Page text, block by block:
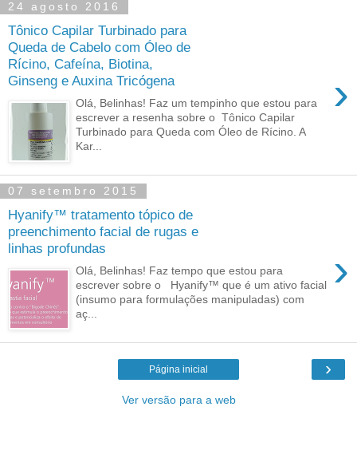
24 agosto 2016
Tônico Capilar Turbinado para
Queda de Cabelo com Óleo de
Rícino, Cafeína, Biotina,
Ginseng e Auxina Tricógena
›
Olá, Belinhas! Faz um tempinho que estou para
escrever a resenha sobre o Tônico Capilar
Turbinado para Queda com Óleo de Rícino. A
Kar...
07 setembro 2015
Hyanify™ tratamento tópico de
preenchimento facial de rugas e
linhas profundas
›
Olá, Belinhas! Faz tempo que estou para
escrever sobre o Hyanify™ que é um ativo facial
(insumo para formulações manipuladas) com
aç...
›
Página inicial
Ver versão para a web